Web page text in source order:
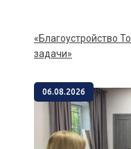
«Благоустройство Торбеево: итоги объезда и новые
задачи»
06.08.2026